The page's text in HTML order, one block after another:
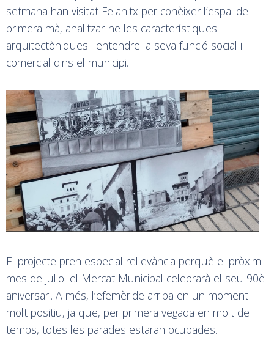
setmana han visitat Felanitx per conèixer l’espai de
primera mà, analitzar-ne les característiques
arquitectòniques i entendre la seva funció social i
comercial dins el municipi.
El projecte pren especial rellevància perquè el pròxim
mes de juliol el Mercat Municipal celebrarà el seu 90è
aniversari. A més, l’efemèride arriba en un moment
molt positiu, ja que, per primera vegada en molt de
temps, totes les parades estaran ocupades.